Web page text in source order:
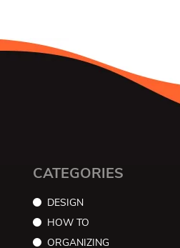
CATEGORIES
DESIGN
HOW TO
ORGANIZING